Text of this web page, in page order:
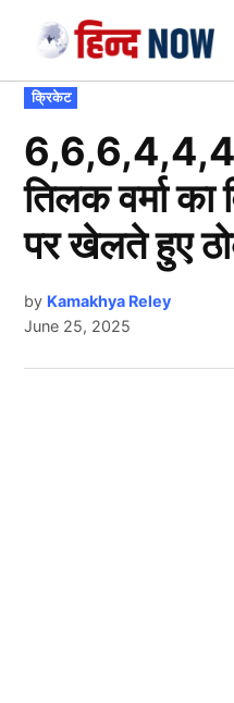
content
POSTED
IN
क्रिकेट
तिलक वर्मा
पर खेलते हुए
by Kamakhya Reley
June 25, 2025